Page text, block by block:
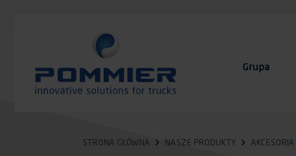
Grupa
STRONA GŁÓWNA NASZE PRODUKTY